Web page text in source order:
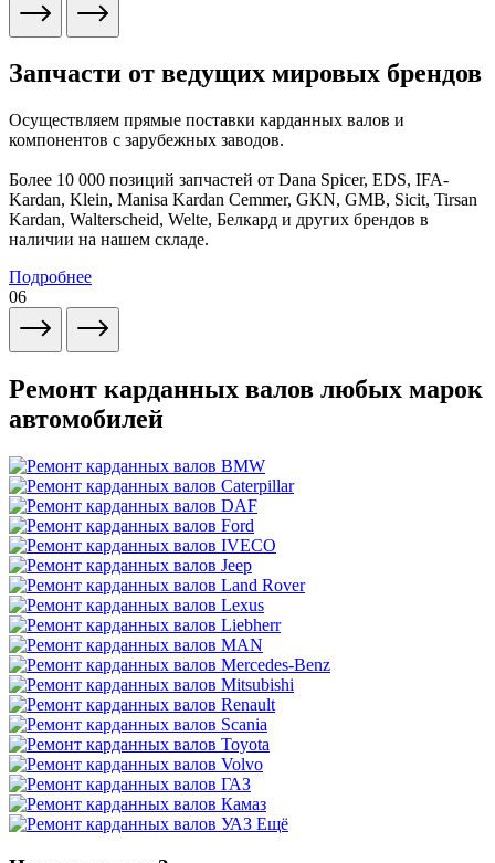
Запчасти от ведущих мировых брендов
Осуществляем прямые поставки карданных валов и
компонентов с зарубежных заводов.
Более 10 000 позиций запчастей от Dana Spicer, EDS, IFA-
Kardan, Klein, Manisa Kardan Cemmer, GKN, GMB, Sicit, Tirsan
Kardan, Walterscheid, Welte, Белкард и других брендов в
наличии на нашем складе.
Подробнее
06
Ремонт карданных валов любых марок
автомобилей
Ещё